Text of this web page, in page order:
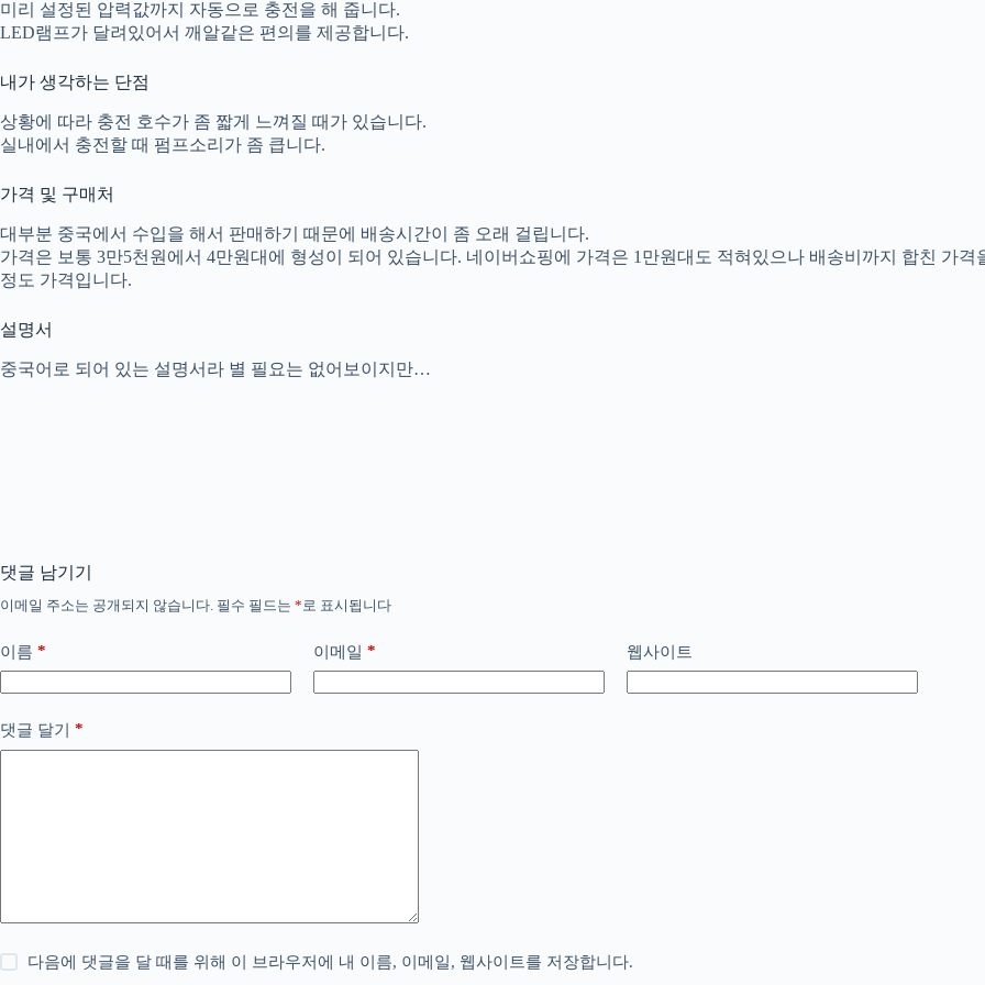
미리 설정된 압력값까지 자동으로 충전을 해 줍니다.
LED램프가 달려있어서 깨알같은 편의를 제공합니다.
내가 생각하는 단점
상황에 따라 충전 호수가 좀 짧게 느껴질 때가 있습니다.
실내에서 충전할 때 펌프소리가 좀 큽니다.
가격 및 구매처
대부분 중국에서 수입을 해서 판매하기 때문에 배송시간이 좀 오래 걸립니다.
가격은 보통 3만5천원에서 4만원대에 형성이 되어 있습니다. 네이버쇼핑에 가격은 1만원대도 적혀있으나 배송비까지 합친 가격
정도 가격입니다.
설명서
중국어로 되어 있는 설명서라 별 필요는 없어보이지만…
댓글 남기기
이메일 주소는 공개되지 않습니다. 필수 필드는 * 로 표시됩니다
이름 * 이메일 * 웹사이트
댓글 달기 *
다음에 댓글을 달 때를 위해 이 브라우저에 내 이름, 이메일, 웹사이트를 저장합니다.